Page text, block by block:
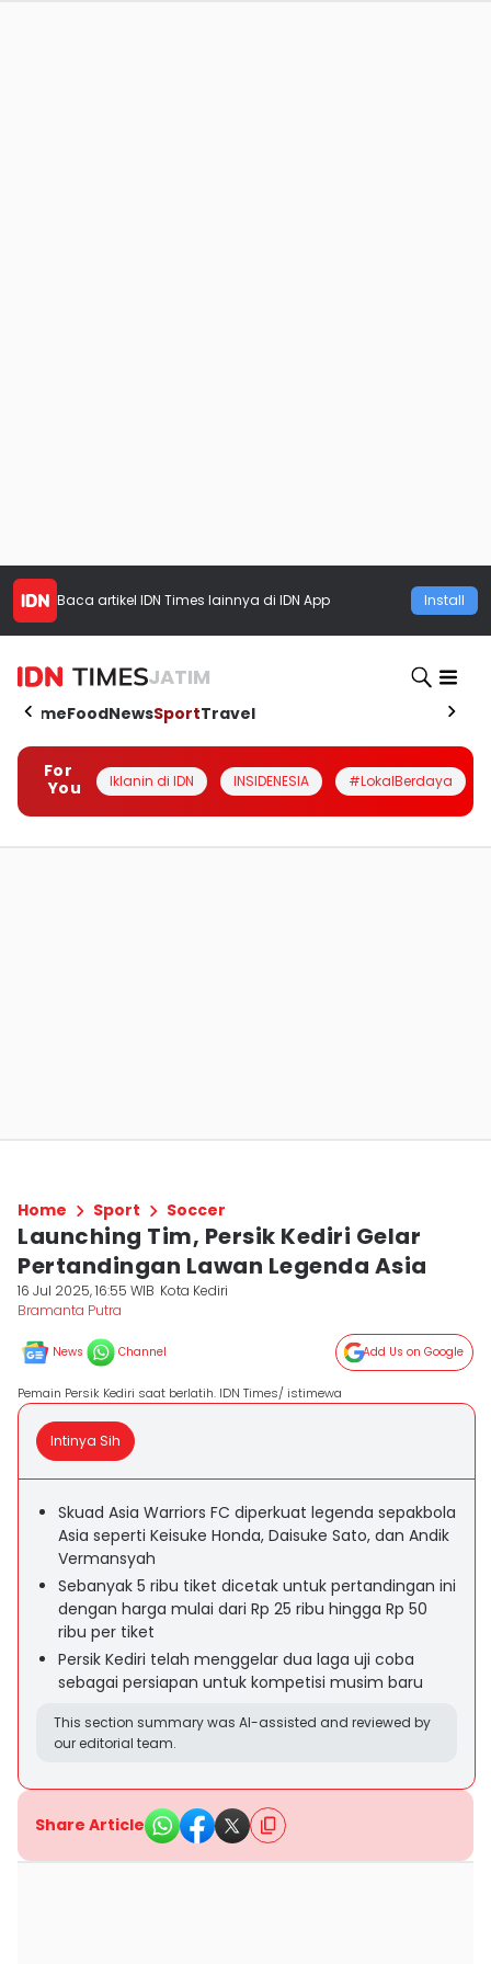
Baca artikel IDN Times lainnya di IDN App Install
JATIM
HomeFoodNewsSportTravel
For
You
Iklanin di IDN INSIDENESIA #LokalBerdaya
Home Sport Soccer
Launching Tim, Persik Kediri Gelar
Pertandingan Lawan Legenda Asia
16 Jul 2025, 16:55 WIB Kota Kediri
Bramanta Putra
News Channel Add Us on Google
Pemain Persik Kediri saat berlatih. IDN Times/ istimewa
Intinya Sih
Skuad Asia Warriors FC diperkuat legenda sepakbola
Asia seperti Keisuke Honda, Daisuke Sato, dan Andik
Vermansyah
Sebanyak 5 ribu tiket dicetak untuk pertandingan ini
dengan harga mulai dari Rp 25 ribu hingga Rp 50
ribu per tiket
Persik Kediri telah menggelar dua laga uji coba
sebagai persiapan untuk kompetisi musim baru
This section summary was AI-assisted and reviewed by
our editorial team.
Share Article